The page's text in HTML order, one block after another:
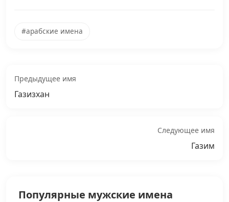
#арабские имена
Предыдущее имя
Газизхан
Следующее имя
Газим
Популярные мужские имена